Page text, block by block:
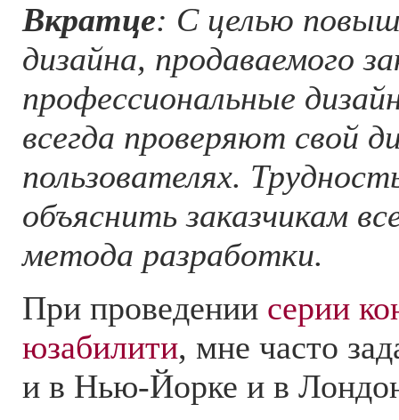
Вкратце: С целью
дизайна, продаваемого
профессиональные
всегда проверяют свой
пользователях.
объяснить заказчикам
метода разработки.
При проведении серии
юзабилити, мне часто
и в Нью-Йорке и в